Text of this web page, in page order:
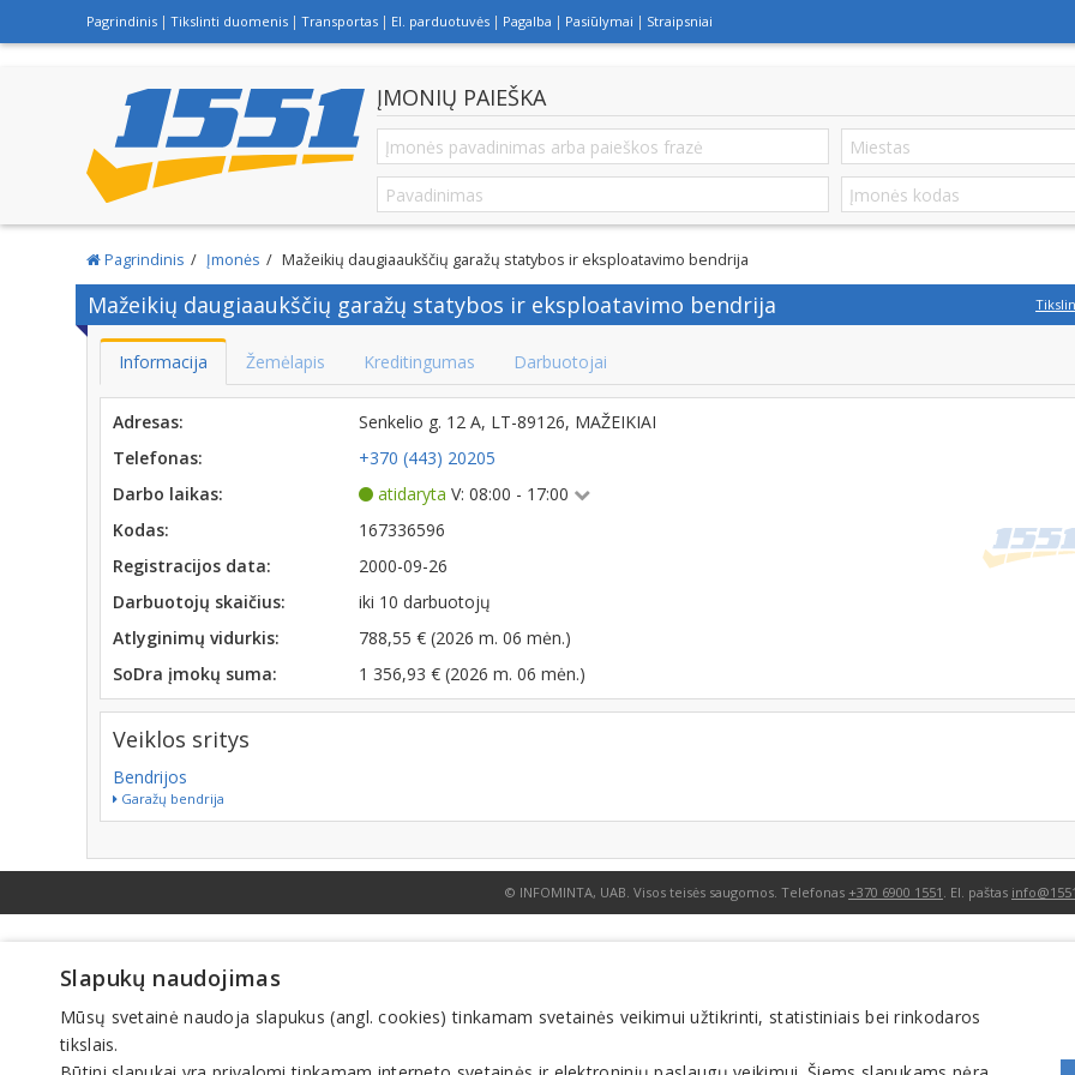
Pagrindinis Tikslinti duomenis Transportas El. parduotuvės Pagalba Pasiūlymai Straipsniai
ĮMONIŲ PAIEŠKA
Pagrindinis Įmonės Mažeikių daugiaaukščių garažų statybos ir eksploatavimo bendrija
Mažeikių daugiaaukščių garažų statybos ir eksploatavimo bendrija
Informacija Žemėlapis Kreditingumas Darbuotojai
Adresas:
Senkelio g. 12 A, LT-89126, MAŽEIKIAI
Telefonas:
+370 (443) 20205
Darbo laikas:
atidaryta V: 08:00 - 17:00
Kodas:
167336596
Registracijos data:
2000-09-26
Darbuotojų skaičius:
iki 10 darbuotojų
Atlyginimų vidurkis:
788,55 € (2026 m. 06 mėn.)
SoDra įmokų suma:
1 356,93 € (2026 m. 06 mėn.)
Veiklos sritys
Bendrijos
Garažų bendrija
© INFOMINTA, UAB. Visos teisės saugomos. Telefonas +370 6900 1551 . El. paštas
Slapukų naudojimas
Mūsų svetainė naudoja slapukus (angl. cookies) tinkamam svetainės veikimui užtikrinti, statistiniais bei rinkodaros
tikslais.